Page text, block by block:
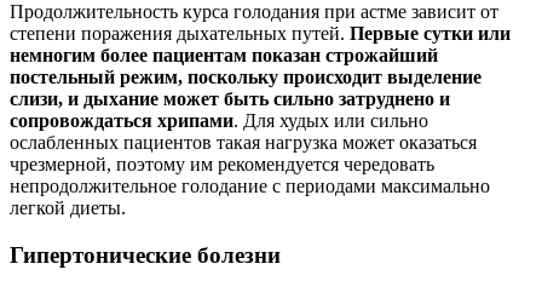
Продолжительность курса голодания при астме зависит от
степени поражения дыхательных путей. Первые сутки или
немногим более пациентам показан строжайший
постельный режим, поскольку происходит выделение
слизи, и дыхание может быть сильно затруднено и
сопровождаться хрипами. Для худых или сильно
ослабленных пациентов такая нагрузка может оказаться
чрезмерной, поэтому им рекомендуется чередовать
непродолжительное голодание с периодами максимально
легкой диеты.
Гипертонические болезни